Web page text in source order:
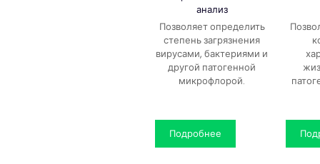
анализ
Позволяет определить
степень загрязнения
вирусами, бактериями и
другой патогенной
микрофлорой.
Подробнее